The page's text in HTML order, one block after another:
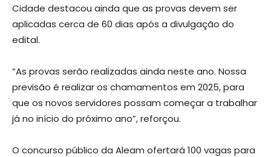
Cidade destacou ainda que as provas devem ser
aplicadas cerca de 60 dias após a divulgação do
edital.
“As provas serão realizadas ainda neste ano. Nossa
previsão é realizar os chamamentos em 2025, para
que os novos servidores possam começar a trabalhar
já no início do próximo ano”, reforçou.
O concurso público da Aleam ofertará 100 vagas para